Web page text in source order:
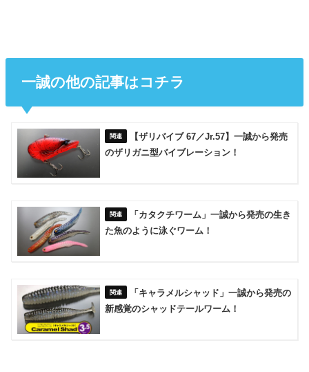
一誠の他の記事はコチラ
【ザリバイブ 67／Jr.57】一誠から発売
のザリガニ型バイブレーション！
「カタクチワーム」一誠から発売の生き
た魚のように泳ぐワーム！
「キャラメルシャッド」一誠から発売の
新感覚のシャッドテールワーム！